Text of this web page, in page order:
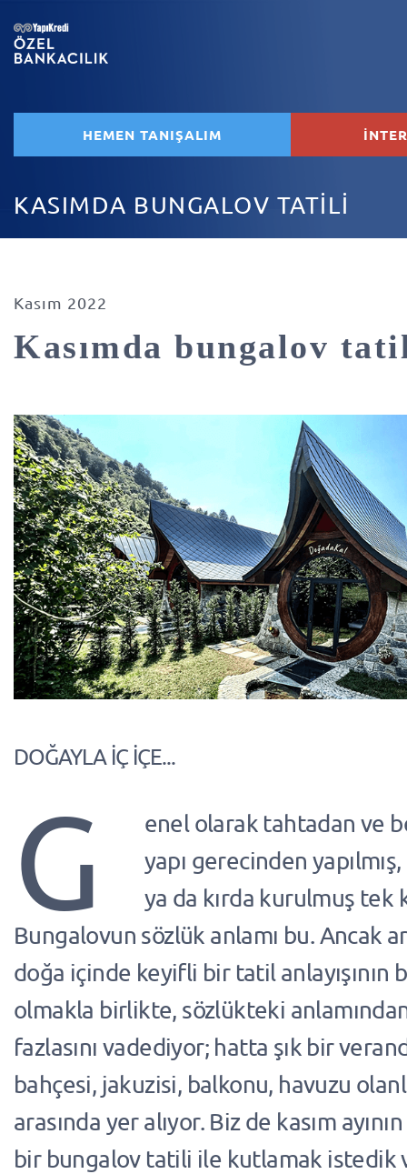
HEMEN TANIŞALIM
KASIMDA BUNGALOV TATİLİ
Kasım 2022
Kasımda bungalov
DOĞAYLA İÇ İÇE...
G
enel olarak tahtadan ve
yapı gerecinden yapılmış,
ya da kırda kurulmuş tek
Bungalovun sözlük anlamı bu. Ancak
doğa içinde keyifli bir tatil anlayışının
olmakla birlikte, sözlükteki
fazlasını vadediyor; hatta şık bir
bahçesi, jakuzisi, balkonu, havuzu
arasında yer alıyor. Biz de kasım
bir bungalov tatili ile kutlamak istedik